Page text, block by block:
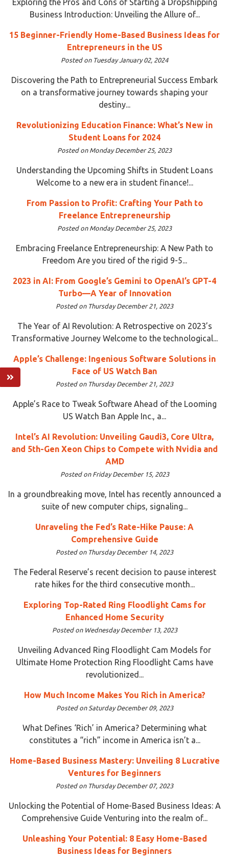
Exploring the Pros and Cons of Starting a Dropshipping
Business Introduction: Unveiling the Allure of...
15 Beginner-Friendly Home-Based Business Ideas for
Entrepreneurs in the US
Posted on Tuesday January 02, 2024
Discovering the Path to Entrepreneurial Success Embark
on a transformative journey towards shaping your
destiny...
Revolutionizing Education Finance: What’s New in
Student Loans for 2024
Posted on Monday December 25, 2023
Understanding the Upcoming Shifts in Student Loans
Welcome to a new era in student finance!...
From Passion to Profit: Crafting Your Path to
Freelance Entrepreneurship
Posted on Monday December 25, 2023
Embracing Freelance Entrepreneurship: A New Path to
Freedom Are you tired of the rigid 9-5...
2023 in AI: From Google’s Gemini to OpenAI’s GPT-4
Turbo—A Year of Innovation
Posted on Thursday December 21, 2023
The Year of AI Revolution: A Retrospective on 2023’s
Transformative Journey Welcome to the technological...
Apple’s Challenge: Ingenious Software Solutions in
Face of US Watch Ban
Posted on Thursday December 21, 2023
Apple’s Race to Tweak Software Ahead of the Looming
US Watch Ban Apple Inc., a...
Intel’s AI Revolution: Unveiling Gaudi3, Core Ultra,
and 5th-Gen Xeon Chips to Compete with Nvidia and
AMD
Posted on Friday December 15, 2023
In a groundbreaking move, Intel has recently announced a
suite of new computer chips, signaling...
Unraveling the Fed’s Rate-Hike Pause: A
Comprehensive Guide
Posted on Thursday December 14, 2023
The Federal Reserve’s recent decision to pause interest
rate hikes for the third consecutive month...
Exploring Top-Rated Ring Floodlight Cams for
Enhanced Home Security
Posted on Wednesday December 13, 2023
Unveiling Advanced Ring Floodlight Cam Models for
Ultimate Home Protection Ring Floodlight Cams have
revolutionized...
How Much Income Makes You Rich in America?
Posted on Saturday December 09, 2023
What Defines ‘Rich’ in America? Determining what
constitutes a “rich” income in America isn’t a...
Home-Based Business Mastery: Unveiling 8 Lucrative
Ventures for Beginners
Posted on Thursday December 07, 2023
Unlocking the Potential of Home-Based Business Ideas: A
Comprehensive Guide Venturing into the realm of...
Unleashing Your Potential: 8 Easy Home-Based
Business Ideas for Beginners